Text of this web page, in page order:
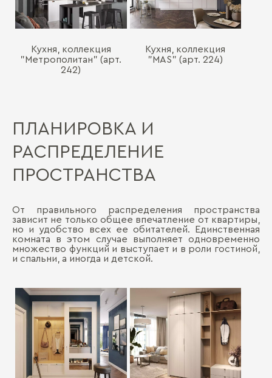
Кухня, коллекция
"Метрополитан" (арт.
242)
Кухня, коллекция
"MAS" (арт. 224)
ПЛАНИРОВКА И
РАСПРЕДЕЛЕНИЕ
ПРОСТРАНСТВА
От правильного распределения пространства
зависит не только общее впечатление от квартиры,
но и удобство всех ее обитателей. Единственная
комната в этом случае выполняет одновременно
множество функций и выступает и в роли гостиной,
и спальни, а иногда и детской.